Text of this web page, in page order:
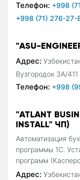
Телефон: +998
+998 (71) 276-27-
"ASU-
Адрес:
Вузгородок 3А/411
Телефон: +998
"ATLANT
INSTALL" ЧП)
Автоматизация
программы 1С.
программ
Адрес: